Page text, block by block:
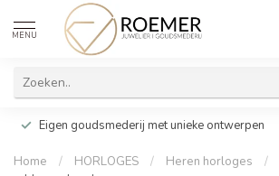
MENU
Eigen goudsmederij met unieke ontwerpen
Home / HORLOGES / Heren horloges /